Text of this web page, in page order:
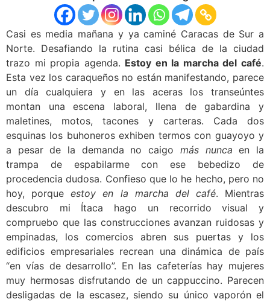
Casi es media mañana y ya caminé Caracas de Sur a
Norte. Desafiando la rutina casi bélica de la ciudad
trazo mi propia agenda. Estoy en la marcha del café.
Esta vez los caraqueños no están manifestando, parece
un día cualquiera y en las aceras los transeúntes
montan una escena laboral, llena de gabardina y
maletines, motos, tacones y carteras. Cada dos
esquinas los buhoneros exhiben termos con guayoyo y
a pesar de la demanda no caigo más nunca en la
trampa de espabilarme con ese bebedizo de
procedencia dudosa. Confieso que lo he hecho, pero no
hoy, porqueestoy en la marcha del café. Mientras
descubro mi Ítaca hago un recorrido visual y
compruebo que las construcciones avanzan ruidosas y
empinadas, los comercios abren sus puertas y los
edificios empresariales recrean una dinámica de país
“en vías de desarrollo”. En las cafeterías hay mujeres
muy hermosas disfrutando de un cappuccino. Parecen
desligadas de la escasez, siendo su único vaporón el